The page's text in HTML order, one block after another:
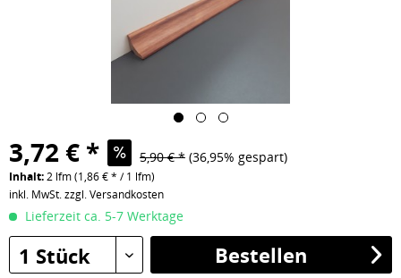
3,72 € * 5,90 € * (36,95% gespart)
Inhalt:2 lfm (1,86 € * / 1 lfm)
inkl. MwSt.zzgl. Versandkosten
Lieferzeit ca. 5-7 Werktage
1 Stück Bestellen